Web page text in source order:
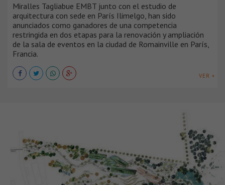
Miralles Tagliabue EMBT junto con el estudio de
arquitectura con sede en París Ilimelgo, han sido
anunciados como ganadores de una competencia
restringida en dos etapas para la renovación y ampliación
de la sala de eventos en la ciudad de Romainville en París,
Francia.
VER +